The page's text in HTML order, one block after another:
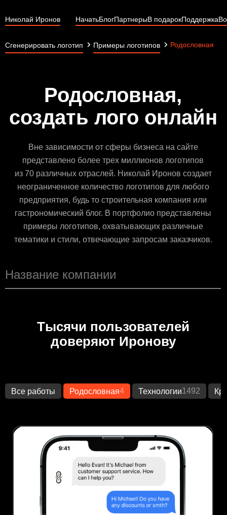
Николай Иронов НачатьБлогПартнерыВ подарокПоддержка
Сгенерировать логотип Примеры логотипов Родословная
Родословная,
создать лого онлайн
Вне зависимости от сферы бизнеса на сайте
представлено более трех миллионов логотипов
из 70 различных отраслей. Николай Иронов создает
неограниченное количество логотипов для любого
предприятия, будь то строительная компания или
гастрономический блог. В портфолио представлены
примеры логотипов, охватывающих различные
тематики и стили, отвечающие запросам заказчиков.
Тысячи пользователей
доверяют Иронову
Все работы Родословная4 Технологии1492